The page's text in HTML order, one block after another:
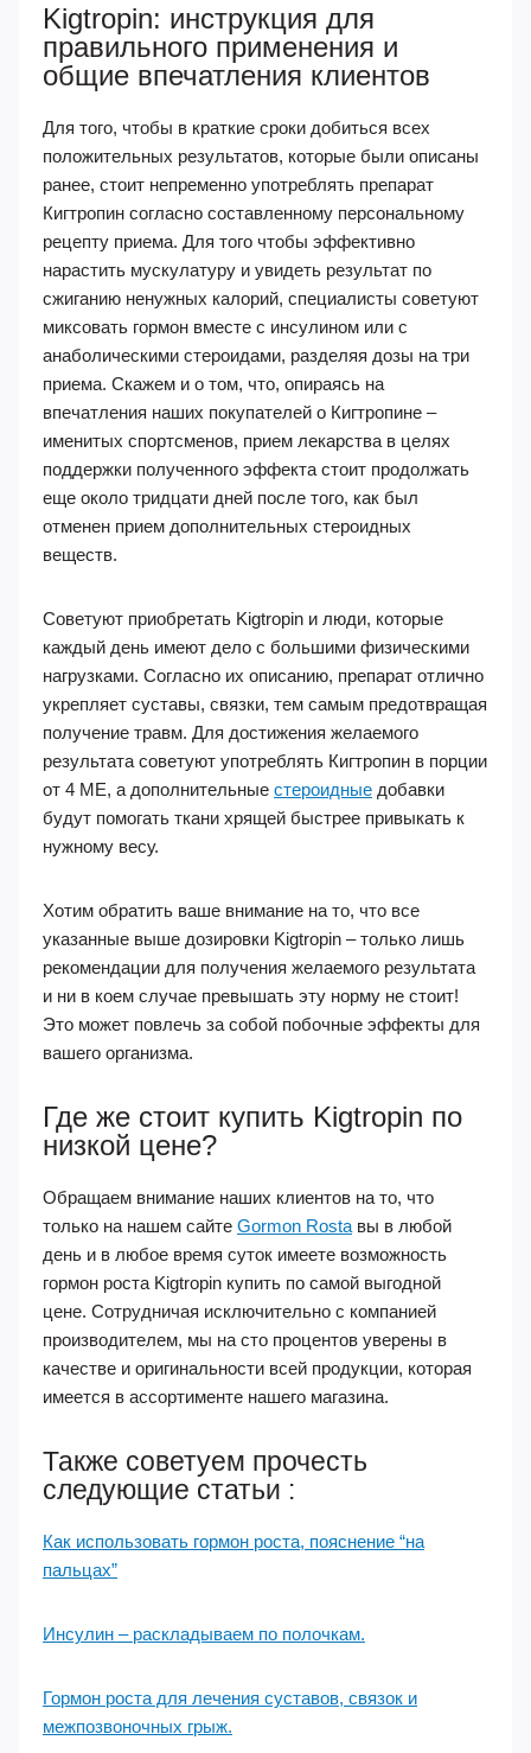
Kigtropin: инструкция для
правильного применения и
общие впечатления клиентов
Для того, чтобы в краткие сроки добиться всех
положительных результатов, которые были описаны
ранее, стоит непременно употреблять препарат
Кигтропин согласно составленному персональному
рецепту приема. Для того чтобы эффективно
нарастить мускулатуру и увидеть результат по
сжиганию ненужных калорий, специалисты советуют
миксовать гормон вместе с инсулином или с
анаболическими стероидами, разделяя дозы на три
приема. Скажем и о том, что, опираясь на
впечатления наших покупателей о Кигтропине –
именитых спортсменов, прием лекарства в целях
поддержки полученного эффекта стоит продолжать
еще около тридцати дней после того, как был
отменен прием дополнительных стероидных
веществ.
Советуют приобретать Kigtropin и люди, которые
каждый день имеют дело с большими физическими
нагрузками. Согласно их описанию, препарат отлично
укрепляет суставы, связки, тем самым предотвращая
получение травм. Для достижения желаемого
результата советуют употреблять Кигтропин в порции
от 4 МЕ, а дополнительные стероидные добавки
будут помогать ткани хрящей быстрее привыкать к
нужному весу.
Хотим обратить ваше внимание на то, что все
указанные выше дозировки Kigtropin – только лишь
рекомендации для получения желаемого результата
и ни в коем случае превышать эту норму не стоит!
Это может повлечь за собой побочные эффекты для
вашего организма.
Где же стоит купить Kigtropin по
низкой цене?
Обращаем внимание наших клиентов на то, что
только на нашем сайте Gormon Rosta вы в любой
день и в любое время суток имеете возможность
гормон роста Kigtropin купить по самой выгодной
цене. Сотрудничая исключительно с компанией
производителем, мы на сто процентов уверены в
качестве и оригинальности всей продукции, которая
имеется в ассортименте нашего магазина.
Также советуем прочесть
следующие статьи :
Как использовать гормон роста, пояснение “на
пальцах”
Инсулин – раскладываем по полочкам.
Гормон роста для лечения суставов, связок и
межпозвоночных грыж.